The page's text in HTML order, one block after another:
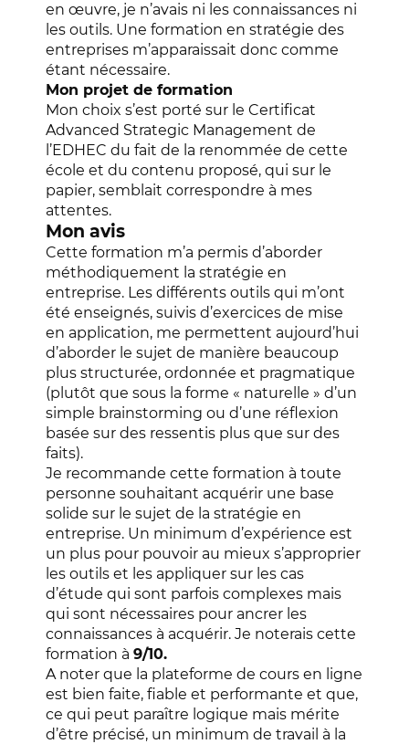
en œuvre, je n’avais ni les connaissances ni
les outils. Une formation en stratégie des
entreprises m’apparaissait donc comme
étant nécessaire.
Mon projet de formation
Mon choix s’est porté sur le Certificat
Advanced Strategic Management de
l’EDHEC du fait de la renommée de cette
école et du contenu proposé, qui sur le
papier, semblait correspondre à mes
attentes.
Mon avis
Cette formation m’a permis d’aborder
méthodiquement la stratégie en
entreprise. Les différents outils qui m’ont
été enseignés, suivis d’exercices de mise
en application, me permettent aujourd’hui
d’aborder le sujet de manière beaucoup
plus structurée, ordonnée et pragmatique
(plutôt que sous la forme « naturelle » d’un
simple brainstorming ou d’une réflexion
basée sur des ressentis plus que sur des
faits).
Je recommande cette formation à toute
personne souhaitant acquérir une base
solide sur le sujet de la stratégie en
entreprise. Un minimum d’expérience est
un plus pour pouvoir au mieux s’approprier
les outils et les appliquer sur les cas
d’étude qui sont parfois complexes mais
qui sont nécessaires pour ancrer les
connaissances à acquérir. Je noterais cette
formation à 9/10.
A noter que la plateforme de cours en ligne
est bien faite, fiable et performante et que,
ce qui peut paraître logique mais mérite
d’être précisé, un minimum de travail à la